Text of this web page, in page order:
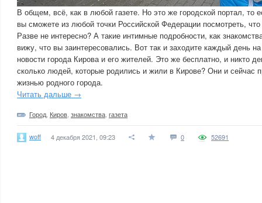
В общем, всё, как в любой газете. Но это же городской портал, то
вы сможете из любой точки Российской Федерации посмотреть,
Разве не интересно? А такие интимные подробности, как
вижу, что вы заинтересовались. Вот так и заходите каждый день
новости города Кирова и его жителей. Это же бесплатно, и никто
сколько людей, которые родились и жили в Кирове? Они и сейчас
жизнью родного города.
Читать дальше →
Город Киров знакомства газета
woff 4 декабря 2021, 09:23 0 52691